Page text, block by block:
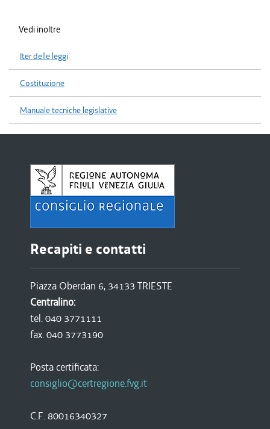
Vedi inoltre
Iter delle leggi
Costituzione
Manuale tecniche legislative
Recapiti e contatti
Piazza Oberdan 6, 34133 TRIESTE
Centralino:
tel. 040 3771111
fax. 040 3773190
Posta certificata:
consiglio@certregione.fvg.it
C.F. 80016340327